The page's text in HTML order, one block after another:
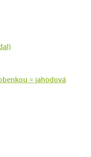
= jahodová